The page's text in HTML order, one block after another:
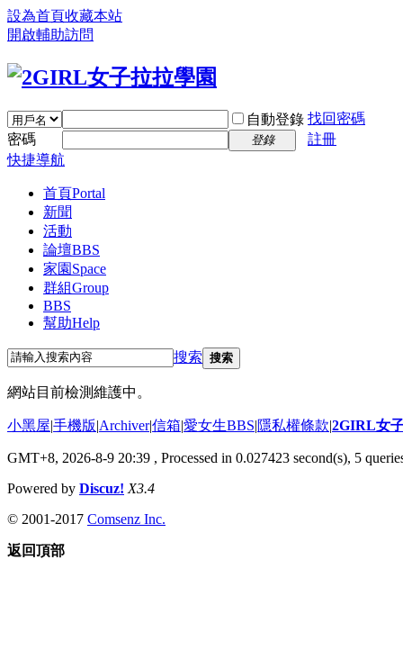
設為首頁收藏本站
開啟輔助訪問
自動登錄 找回密碼
密碼
登錄
註冊
快捷導航
首頁Portal
新聞
活動
論壇BBS
家園 Space
群組Group
BBS
幫助Help
搜索 搜索
網站目前檢測維護中。
小黑屋|手機版|Archiver|信箱|愛女生BBS|隱私權條款|2GIRL女
GMT+8, 2026-8-9 20:39 , Processed in 0.027423 second(s), 5
Powered by Discuz! X3.4
© 2001-2017 Comsenz Inc.
返回頂部